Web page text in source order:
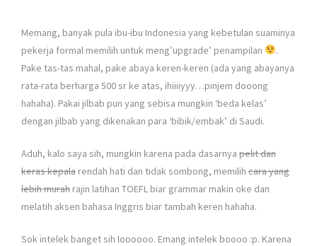
Memang, banyak pula ibu-ibu Indonesia yang kebetulan suaminya
pekerja formal memilih untuk meng’upgrade’ penampilan
.
Pake tas-tas mahal, pake abaya keren-keren (ada yang abayanya
rata-rata berharga 500 sr ke atas, ihiiiiyyy…pinjem dooong
hahaha). Pakai jilbab pun yang sebisa mungkin ‘beda kelas’
dengan jilbab yang dikenakan para ‘bibik/embak’ di Saudi.
Aduh, kalo saya sih, mungkin karena pada dasarnya pelit dan
keras kepala rendah hati dan tidak sombong, memilih cara yang
lebih murah rajin latihan TOEFL biar grammar makin oke dan
melatih aksen bahasa Inggris biar tambah keren hahaha.
Sok intelek banget sih loooooo. Emang intelek boooo :p. Karena